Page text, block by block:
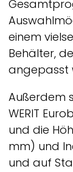
einem
Behälter,
angepasst
Außerdem
WERIT
und die
mm) und
und auf